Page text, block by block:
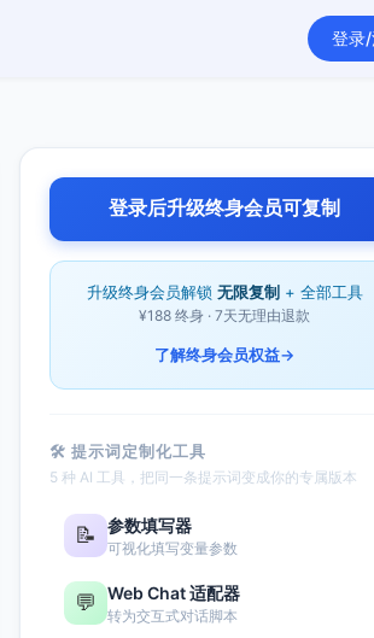
登录
登录后升级终身会员可复制
升级终身会员解锁 无限复制 + 全部工具
¥188 终身 · 7天无理由退款
了解终身会员权益→
🛠 提示词定制化工具
5 种 AI 工具，把同一条提示词变成你的专属版本
📝 参数填写器
可视化填写变量参数
💬 Web Chat 适配器
转为交互式对话脚本